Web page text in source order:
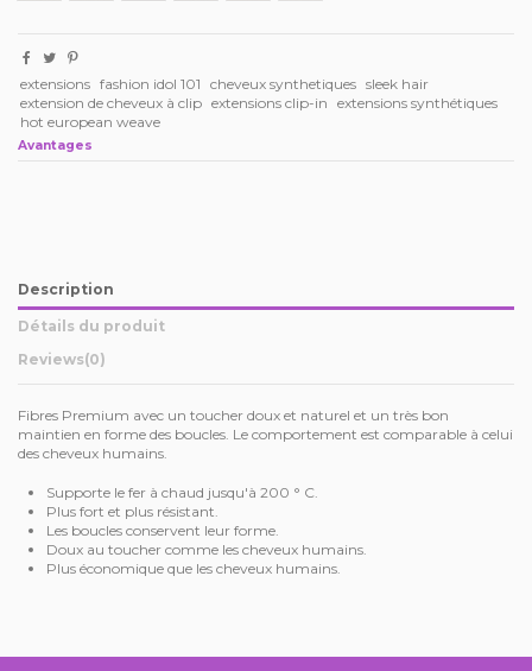
extensions fashion idol 101 cheveux synthetiques sleek hair
extension de cheveux à clip extensions clip-in extensions synthétiques
hot european weave
Avantages
Description
Détails du produit
Reviews(0)
Fibres Premium avec un toucher doux et naturel et un très bon
maintien en forme des boucles. Le comportement est comparable à celui
des cheveux humains.
Supporte le fer à chaud jusqu'à 200 ° C.
Plus fort et plus résistant.
Les boucles conservent leur forme.
Doux au toucher comme les cheveux humains.
Plus économique que les cheveux humains.